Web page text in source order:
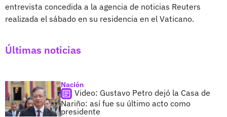
entrevista concedida a la agencia de noticias Reuters
realizada el sábado en su residencia en el Vaticano.
Últimas noticias
Nación
Video: Gustavo Petro dejó la Casa de
Nariño: así fue su último acto como
presidente